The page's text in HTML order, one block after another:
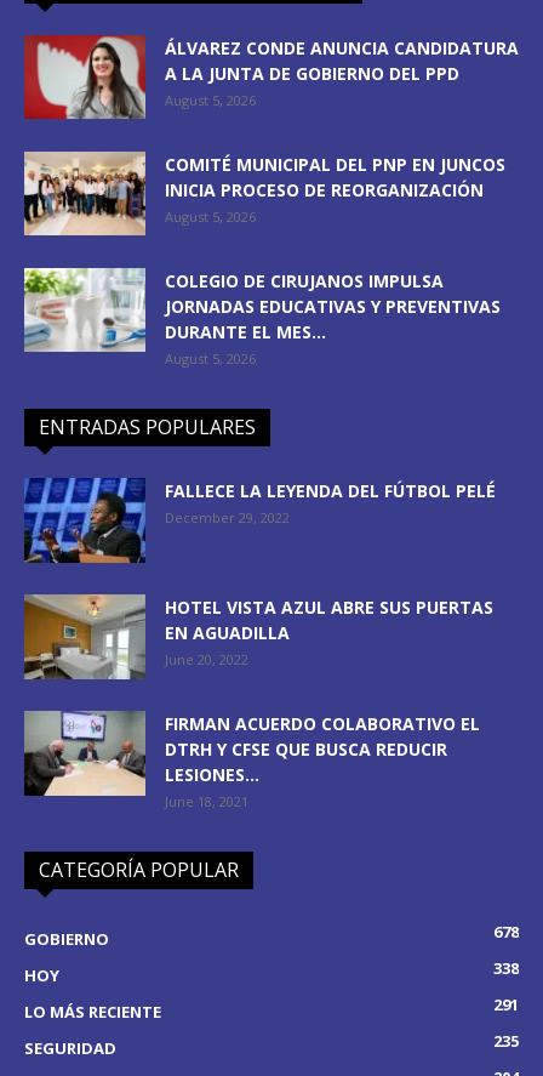
ÁLVAREZ CONDE ANUNCIA CANDIDATURA
A LA JUNTA DE GOBIERNO DEL PPD
August 5, 2026
COMITÉ MUNICIPAL DEL PNP EN JUNCOS
INICIA PROCESO DE REORGANIZACIÓN
August 5, 2026
COLEGIO DE CIRUJANOS IMPULSA
JORNADAS EDUCATIVAS Y PREVENTIVAS
DURANTE EL MES...
August 5, 2026
ENTRADAS POPULARES
FALLECE LA LEYENDA DEL FÚTBOL PELÉ
December 29, 2022
HOTEL VISTA AZUL ABRE SUS PUERTAS
EN AGUADILLA
June 20, 2022
FIRMAN ACUERDO COLABORATIVO EL
DTRH Y CFSE QUE BUSCA REDUCIR
LESIONES...
June 18, 2021
CATEGORÍA POPULAR
GOBIERNO
678
HOY
338
LO MÁS RECIENTE
291
SEGURIDAD
235